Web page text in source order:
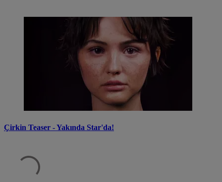
Çirkin Teaser - Yakında Star'da!